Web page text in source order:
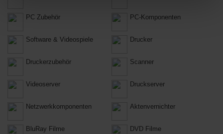
PC Zubehör PC-Komponenten
Software & Videospiele Drucker
Druckerzubehör Scanner
Videoserver Druckserver
Netzwerkkomponenten Aktenvernichter
BluRay Filme DVD Filme